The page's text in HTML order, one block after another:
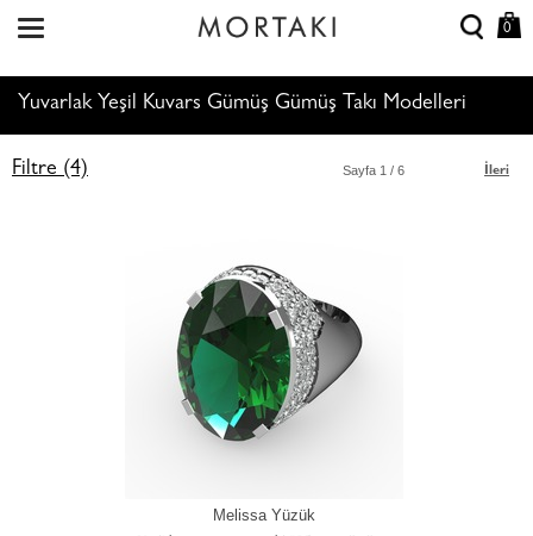
0
Yuvarlak Yeşil Kuvars Gümüş Gümüş Takı Modelleri
Filtre (4) İleri
Sayfa 1 / 6
Melissa Yüzük